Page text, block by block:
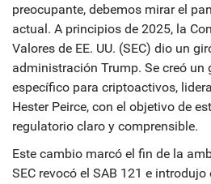
preocupante, debemos mirar el
actual. A principios de 2025, la
Valores de EE. UU. (SEC) dio un
administración Trump. Se creó un
específico para criptoactivos,
Hester Peirce, con el objetivo de
regulatorio claro y comprensible.
Este cambio marcó el fin de la
SEC revocó el SAB 121 e